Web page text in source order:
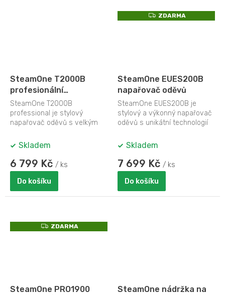
SteamOne T2000B
profesionální
napařovač oděvů
SteamOne T2000B
professional je stylový
napařovač oděvů s velkým
objemu 3,5 litru. SteamOne...
Skladem
6 799 Kč / ks
Do košíku
Z
D
ZDARMA
SteamOne EUES200B
napařovač oděvů
SteamOne EUES200B je
stylový a výkonný napařovač
oděvů s unikátní technologií
úpravou Soft...
Skladem
7 699 Kč / ks
Do košíku
Z
D
ZDARMA
SteamOne PRO1900
SteamOne nádržka na